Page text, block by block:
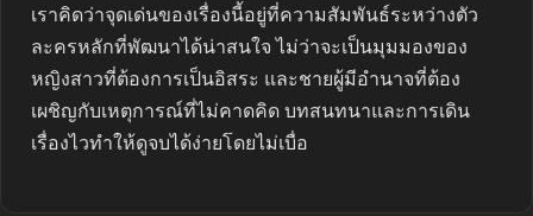
เราคิดว่าจุดเด่นของเรื่องนี้อยู่ที่ความสัมพันธ์ระหว่างตัว
ละครหลักที่พัฒนาได้น่าสนใจ ไม่ว่าจะเป็นมุมมองของ
หญิงสาวที่ต้องการเป็นอิสระ และชายผู้มีอำนาจที่ต้อง
เผชิญกับเหตุการณ์ที่ไม่คาดคิด บทสนทนาและการเดิน
เรื่องไวทำให้ดูจบได้ง่ายโดยไม่เบื่อ